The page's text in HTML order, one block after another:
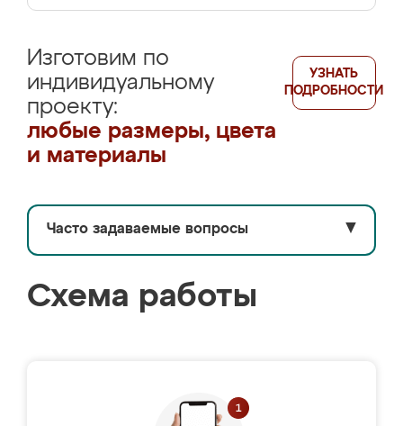
Изготовим по
индивидуальному
проекту:
любые размеры, цвета
и материалы
УЗНАТЬ
ПОДРОБНОСТИ
Часто задаваемые вопросы ▼
Схема работы